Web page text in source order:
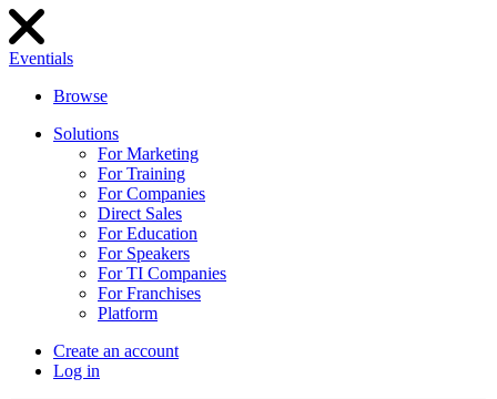
Eventials
Browse
Solutions
For Marketing
For Training
For Companies
Direct Sales
For Education
For Speakers
For TI Companies
For Franchises
Platform
Create an account
Log in